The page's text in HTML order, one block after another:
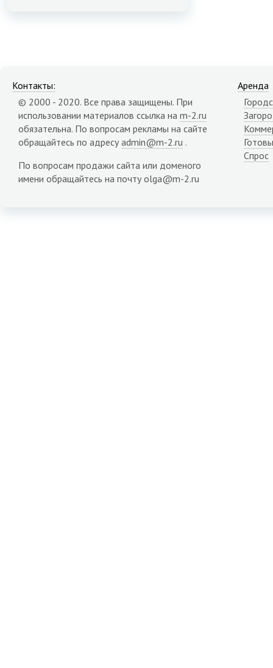
Контакты:
© 2000 - 2020. Все права защищены. При
использовании материалов ссылка на m-2.ru
обязательна. По вопросам рекламы на сайте
обращайтесь по адресу admin@m-2.ru .
По вопросам продажи сайта или доменого
имени обращайтесь на почту olga@m-2.ru
Аренда
Спрос